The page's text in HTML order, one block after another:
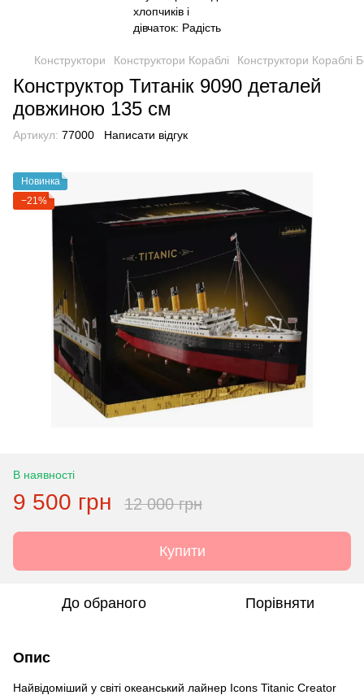
Конструктори Конструктори Кораблі Конструктори Кораблі
Конструктор Титанік 9090 деталей
довжиною 135 см
Артикул: 77000 Написати відгук
Новинка
−21%
В наявності
9 500 грн 12 000 грн
Купити
До обраного Порівняти
Опис
Найвідоміший у світі океанський лайнер Icons Titanic Creator